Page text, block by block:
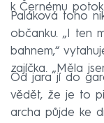
k Černému
Paláková toho
občanku. „I ten
bahnem,“
zajíčka. „Měla
Od jara jí do
vědět, že je to
archa půjde ke